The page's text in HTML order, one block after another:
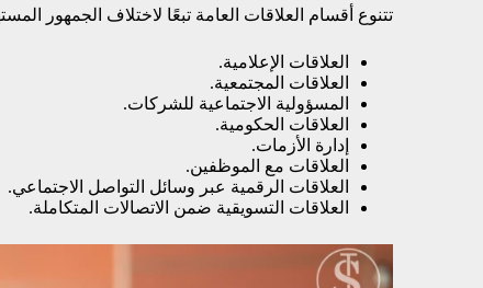
تتنوع أقسام العلاقات العامة تبعًا لاختلاف الجمهور
العلاقات الإعلامية.
العلاقات المجتمعية.
المسؤولية الاجتماعية للشركات.
العلاقات الحكومية.
إدارة الأزمات.
العلاقات مع الموظفين.
العلاقات الرقمية عبر وسائل التواصل الاجتماعي.
العلاقات التسويقية ضمن الاتصالات المتكاملة.